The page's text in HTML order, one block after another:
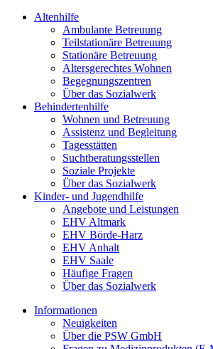
Altenhilfe
Ambulante Betreuung
Teilstationäre Betreuung
Stationäre Betreuung
Altersgerechtes Wohnen
Begegnungszentren
Über das Sozialwerk
Behindertenhilfe
Wohnen und Betreuung
Assistenz und Begleitung
Tagesstätten
Suchtberatungsstellen
Soziale Projekte
Über das Sozialwerk
Kinder- und Jugendhilfe
Angebote und Leistungen
EHV Altmark
EHV Börde-Harz
EHV Anhalt
EHV Saale
Häufige Fragen
Über das Sozialwerk
Informationen
Neuigkeiten
Über die PSW GmbH